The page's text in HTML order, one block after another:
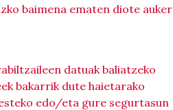
baimena ematen diote
datuak baliatzeko
bakarrik dute haietarako
edo/eta gure segurtasun